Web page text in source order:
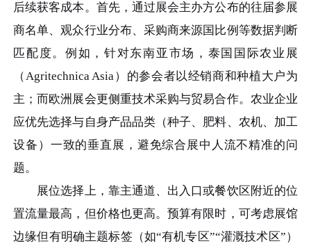
后续获客成本。首先，通过展会主办方公布的往届参展
商名单、观众行业分布、采购商来源国比例等数据判断
匹配度。例如，针对东南亚市场，泰国国际农业展
（Agritechnica Asia）的参会者以经销商和种植大户为
主；而欧洲展会更侧重技术采购与贸易合作。农业企业
应优先选择与自身产品品类（种子、肥料、农机、加工
设备）一致的垂直展，避免综合展中人流不精准的问
题。
展位选择上，靠主通道、出入口或餐饮区附近的位
置流量最高，但价格也更高。预算有限时，可考虑展馆
边缘但有明确主题标签（如“有机专区”“灌溉技术区”）